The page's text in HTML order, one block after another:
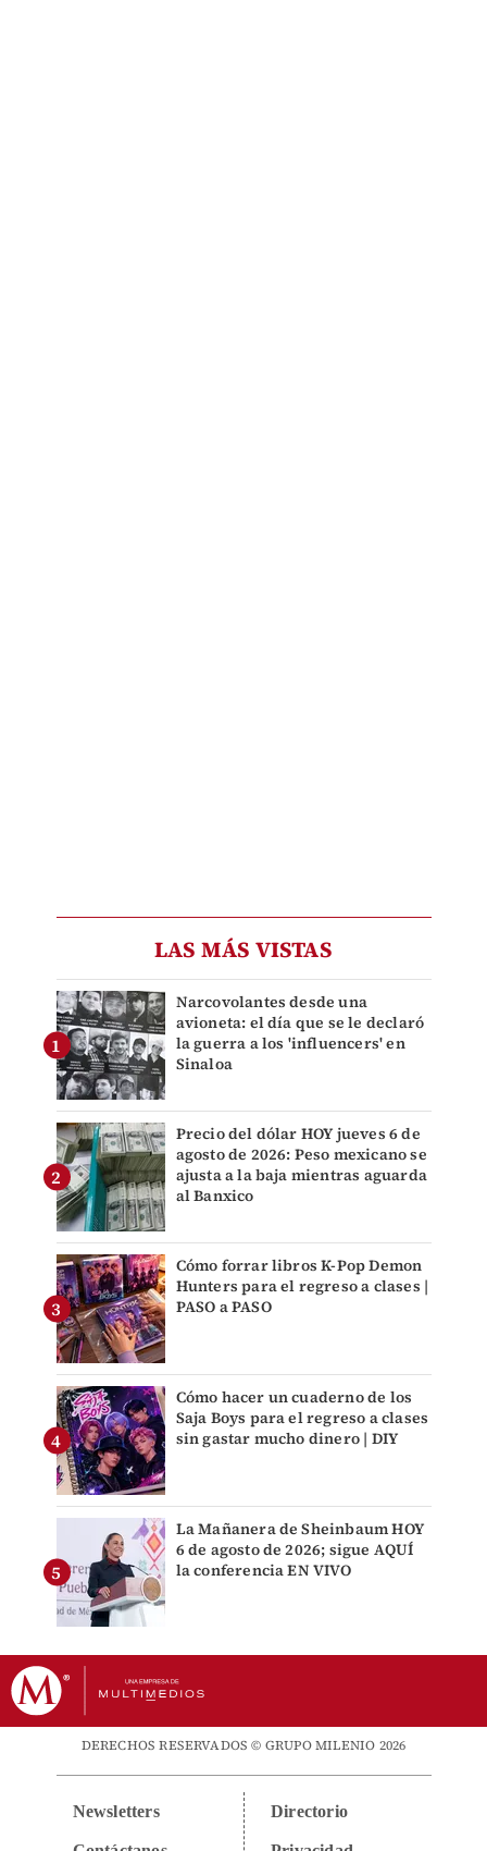
LAS MÁS VISTAS
Narcovolantes desde una
avioneta: el día que se le declaró
la guerra a los 'influencers' en
Sinaloa
Precio del dólar HOY jueves 6 de
agosto de 2026: Peso mexicano se
ajusta a la baja mientras aguarda
al Banxico
Cómo forrar libros K-Pop Demon
Hunters para el regreso a clases |
PASO a PASO
Cómo hacer un cuaderno de los
Saja Boys para el regreso a clases
sin gastar mucho dinero | DIY
La Mañanera de Sheinbaum HOY
6 de agosto de 2026; sigue AQUÍ
la conferencia EN VIVO
DERECHOS RESERVADOS © GRUPO MILENIO 2026
Newsletters Directorio